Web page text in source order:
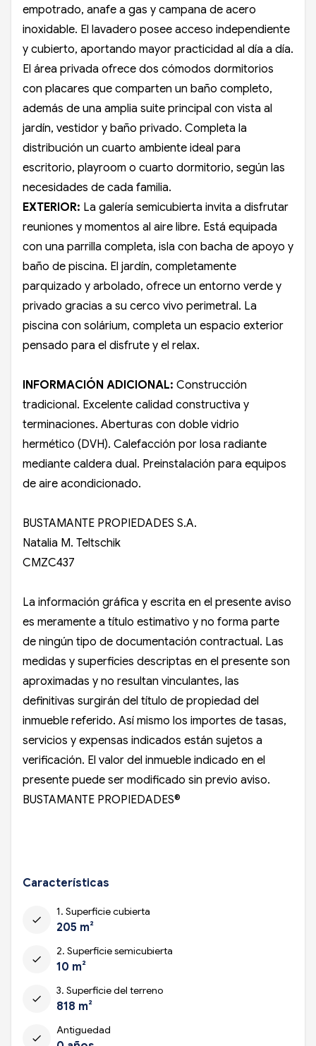
empotrado, anafe a gas y campana de acero
inoxidable. El lavadero posee acceso independiente
y cubierto, aportando mayor practicidad al día a día.
El área privada ofrece dos cómodos dormitorios
con placares que comparten un baño completo,
además de una amplia suite principal con vista al
jardín, vestidor y baño privado. Completa la
distribución un cuarto ambiente ideal para
escritorio, playroom o cuarto dormitorio, según las
necesidades de cada familia.
EXTERIOR: La galería semicubierta invita a disfrutar
reuniones y momentos al aire libre. Está equipada
con una parrilla completa, isla con bacha de apoyo y
baño de piscina. El jardín, completamente
parquizado y arbolado, ofrece un entorno verde y
privado gracias a su cerco vivo perimetral. La
piscina con solárium, completa un espacio exterior
pensado para el disfrute y el relax.
INFORMACIÓN ADICIONAL: Construcción
tradicional. Excelente calidad constructiva y
terminaciones. Aberturas con doble vidrio
hermético (DVH). Calefacción por losa radiante
mediante caldera dual. Preinstalación para equipos
de aire acondicionado.
BUSTAMANTE PROPIEDADES S.A.
Natalia M. Teltschik
CMZC437
La información gráfica y escrita en el presente aviso
es meramente a título estimativo y no forma parte
de ningún tipo de documentación contractual. Las
medidas y superficies descriptas en el presente son
aproximadas y no resultan vinculantes, las
definitivas surgirán del título de propiedad del
inmueble referido. Así mismo los importes de tasas,
servicios y expensas indicados están sujetos a
verificación. El valor del inmueble indicado en el
presente puede ser modificado sin previo aviso.
BUSTAMANTE PROPIEDADES®
Características
check
1. Superficie cubierta
205 m²
check
2. Superficie semicubierta
10 m²
check
3. Superficie del terreno
818 m²
check
Antiguedad